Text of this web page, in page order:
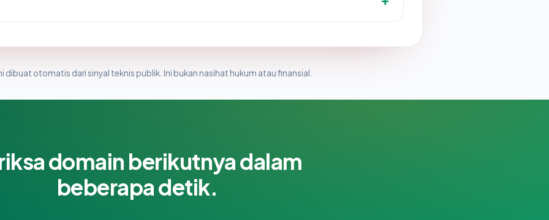
dibuat otomatis dari sinyal teknis publik. Ini bukan nasihat hukum atau finansial.
domain berikutnya dalam
beberapa detik.